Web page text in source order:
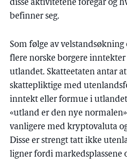
disse aktivitetene foregår og
befinner seg.
Som følge av
flere norske borgere
utlandet. Skatteetaten antar
skattepliktige med
inntekt eller formue i
«utland er den nye
vanligere med kryptovaluta
Disse er strengt tatt ikke
ligner fordi markedsplassene